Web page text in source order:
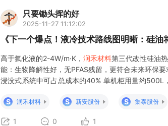
只要锄头挥的好
2025-11-27 11:12:02
《下一个爆点！液冷技术路线图明晰：硅油
高于氟化液的2-4W/m·K， 润禾材料第三代改性硅油
能：生物降解性好，无PFAS残留，更符合未来环保
浸没式系统中可占总成本的40% 单机柜用量约
S
润禾材料 S 新安股份 S 集泰股份
1 0 1